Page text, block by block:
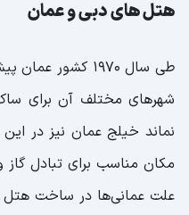
هتل های دبی و عمان
طی سال‌ ۱۹۷۰
شهرهای مختلف آن برای
نماند خیلج عمان نیز در
مکان مناسب برای تبادل
علت عمانی‌ها در ساخت هتل و